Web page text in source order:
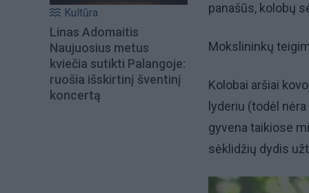
Kultūra
Linas Adomaitis
Naujuosius metus
kviečia sutikti Palangoje:
ruošia išskirtinį šventinį
koncertą
panašūs, kolobų
Mokslininkų
Kolobai aršiai
lyderiu (todėl
gyvena taikiose
sėklidžių dydis